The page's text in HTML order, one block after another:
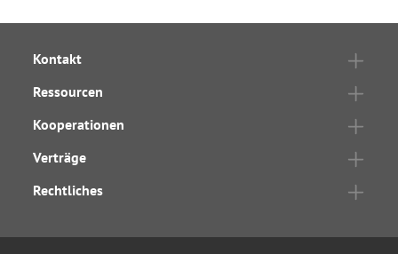
Kontakt
Ressourcen
Kooperationen
Verträge
Rechtliches